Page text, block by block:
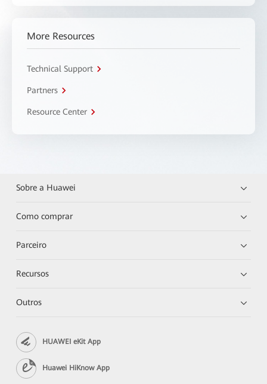
More Resources
Technical Support
Partners
Resource Center
Sobre a Huawei
Como comprar
Parceiro
Recursos
Outros
HUAWEI eKit App
Huawei HiKnow App